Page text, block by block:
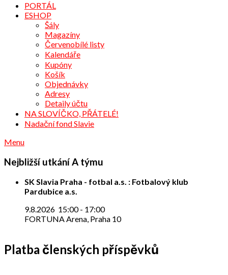
PORTÁL
ESHOP
Šály
Magazíny
Červenobílé listy
Kalendáře
Kupóny
Košík
Objednávky
Adresy
Detaily účtu
NA SLOVÍČKO, PŘÁTELÉ!
Nadační fond Slavie
Menu
Nejbližší utkání A týmu
SK Slavia Praha - fotbal a.s. : Fotbalový klub
Pardubice a.s.
9.8.2026 15:00- 17:00
FORTUNA Arena, Praha 10
Platba členských příspěvků